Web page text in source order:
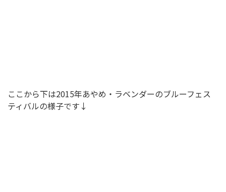
ここから下は2015年あやめ・ラベンダーのブルーフェス
ティバルの様子です↓